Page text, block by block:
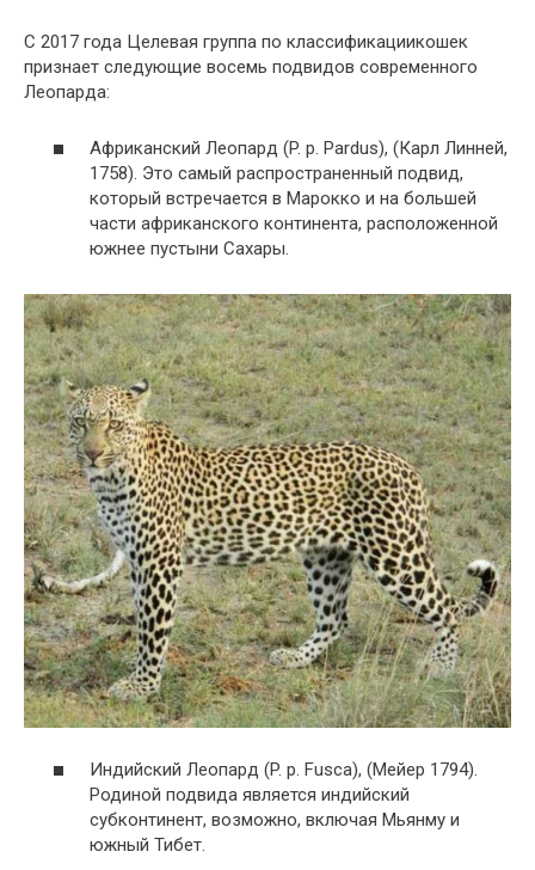
С 2017 года Целевая группа по классификациикошек
признает следующие восемь подвидов современного
Леопарда:
Африканский Леопард (P. p. Pardus), (Карл Линней,
1758). Это самый распространенный подвид,
который встречается в Марокко и на большей
части африканского континента, расположенной
южнее пустыни Сахары.
Индийский Леопард (P. p. Fusca), (Мейер 1794).
Родиной подвида является индийский
субконтинент, возможно, включая Мьянму и
южный Тибет.